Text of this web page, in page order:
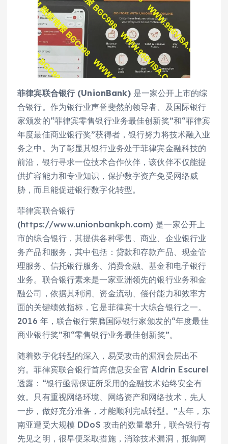
菲律宾联合银行 (UnionBank)是一家公开上市的综
合银行。作为银行业声誉斐然的领导者、及国际银行
家颁发的“菲律宾零售银行业务最佳创新奖”和“菲律宾
年度最佳商业银行奖”获得者，银行努力将技术融入业
务之中。为了彰显其银行业务处于菲律宾金融科技的
前沿，银行寻求一位技术合作伙伴，该伙伴不仅能提
供扩容能力和专业知识，保护数字资产免受网络威
胁，而且能促进银行数字化转型。
菲律宾联合银行
(https://www.unionbankph.com) 是一家公开上
市的综合银行，其提供各种零售、商业、企业银行业
务产品和服务，其中包括：贷款和存款产品、现金管
理服务、信托银行服务、消费金融、基金和电子银行
业务。联合银行素来是一家亚洲领先的银行业务和金
融公司，依据其利润、资金流动、偿付能力和效率方
面的关键绩效指标，它是菲律宾十大综合银行之一。
2016 年，联合银行荣膺国际银行家颁发的“年度最佳
商业银行奖”和“零售银行业务最佳创新奖”。
随着数字化转型的深入，易受攻击的漏洞会层出不
穷。菲律宾联合银行首席信息安全官 Aldrin Escurel
透露：“银行亟需保证所采用的金融技术始终安全有
效。只有重视网络环境、网络资产和网络技术，先人
一步，做好充分准备，才能顺利完成转型。”去年，东
南亚遭受大规模 DDoS 攻击的数量攀升，联合银行有
先见之明，很早便采取措施，消除技术漏洞，抵御网